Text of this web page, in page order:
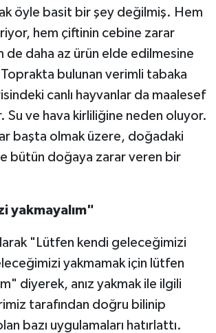
öyle basit bir şey değilmiş. Hem
hem çiftinin cebine zarar
de daha az ürün elde edilmesine
bulunan verimli tabaka
canlı hayvanlar da maalesef
Su ve hava kirliliğine neden oluyor.
başta olmak üzere, doğadaki
bütün doğaya zarar veren bir
yakmayalım"
"Lütfen kendi geleceğimizi
yakmamak için lütfen
diyerek, anız yakmak ile ilgili
tarafından doğru bilinip
bazı uygulamaları hatırlattı.